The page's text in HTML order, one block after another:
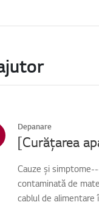
Depanare
Cauze și
contaminată de
cablul de alimentare